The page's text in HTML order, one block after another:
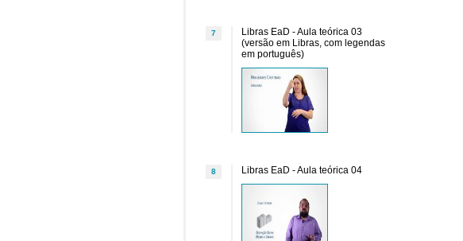
7
Libras EaD - Aula teórica 03
(versão em Libras, com legendas
em português)
8 Libras EaD - Aula teórica 04